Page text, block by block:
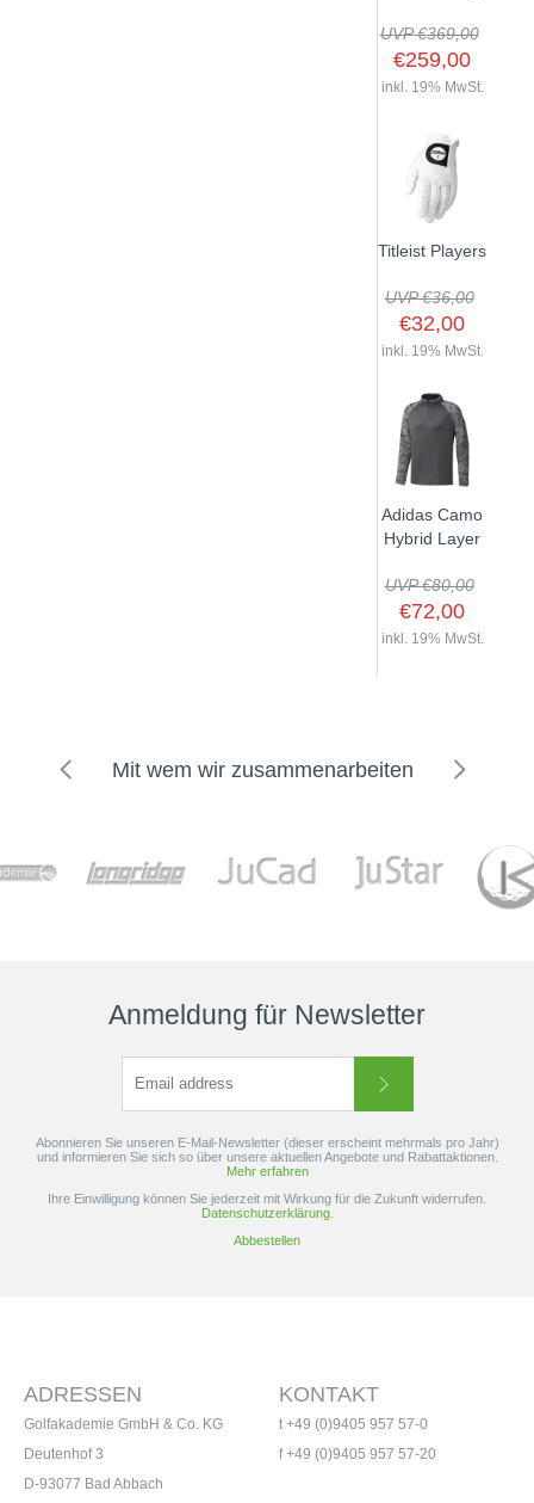
UVP €369,00
€259,00
inkl. 19% MwSt.
Titleist Players
UVP €36,00
€32,00
inkl. 19% MwSt.
Adidas Camo
Hybrid Layer
UVP €80,00
€72,00
inkl. 19% MwSt.
Mit wem wir zusammenarbeiten
Anmeldung für Newsletter
Abonnieren Sie unseren E-Mail-Newsletter (dieser erscheint mehrmals pro Jahr)
und informieren Sie sich so über unsere aktuellen Angebote und Rabattaktionen.
Mehr erfahren
Ihre Einwilligung können Sie jederzeit mit Wirkung für die Zukunft widerrufen.
Datenschutzerklärung.
Abbestellen
KONTAKT
t +49 (0)9405 957 57-0
f +49 (0)9405 957 57-20
ADRESSEN
Golfakademie GmbH & Co. KG
Deutenhof 3
D-93077 Bad Abbach